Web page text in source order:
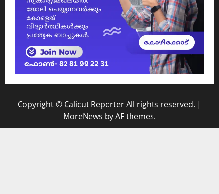
Copyright © Calicut Reporter All rights reserved. |
MoreNews by AF themes.